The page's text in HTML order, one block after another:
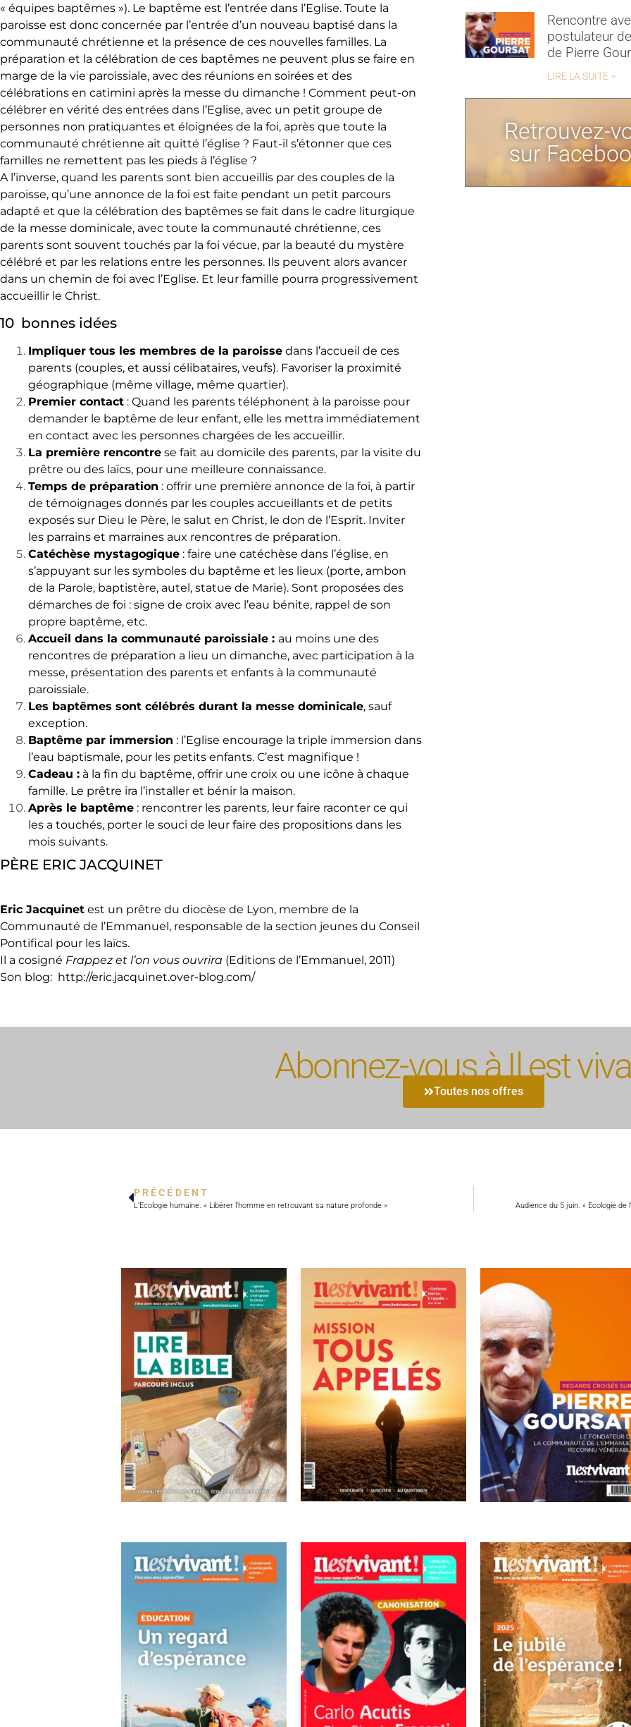
« équipes baptêmes »). Le baptême est l’entrée dans l’Eglise. Toute la
paroisse est donc concernée par l’entrée d’un nouveau baptisé dans la
communauté chrétienne et la présence de ces nouvelles familles. La
préparation et la célébration de ces baptêmes ne peuvent plus se faire en
marge de la vie paroissiale, avec des réunions en soirées et des
célébrations en catimini après la messe du dimanche ! Comment peut-on
célébrer en vérité des entrées dans l’Eglise, avec un petit groupe de
personnes non pratiquantes et éloignées de la foi, après que toute la
communauté chrétienne ait quitté l’église ? Faut-il s’étonner que ces
familles ne remettent pas les pieds à l’église ?
A l’inverse, quand les parents sont bien accueillis par des couples de la
paroisse, qu’une annonce de la foi est faite pendant un petit parcours
adapté et que la célébration des baptêmes se fait dans le cadre liturgique
de la messe dominicale, avec toute la communauté chrétienne, ces
parents sont souvent touchés par la foi vécue, par la beauté du mystère
célébré et par les relations entre les personnes. Ils peuvent alors avancer
dans un chemin de foi avec l’Eglise. Et leur famille pourra progressivement
accueillir le Christ.
10 bonnes idées
Impliquer tous les membres de la paroisse dans l’accueil de ces
parents (couples, et aussi célibataires, veufs). Favoriser la proximité
géographique (même village, même quartier).
Premier contact : Quand les parents téléphonent à la paroisse pour
demander le baptême de leur enfant, elle les mettra immédiatement
en contact avec les personnes chargées de les accueillir.
La première rencontre se fait au domicile des parents, par la visite du
prêtre ou des laïcs, pour une meilleure connaissance.
Temps de préparation : offrir une première annonce de la foi, à partir
de témoignages donnés par les couples accueillants et de petits
exposés sur Dieu le Père, le salut en Christ, le don de l’Esprit. Inviter
les parrains et marraines aux rencontres de préparation.
Catéchèse mystagogique : faire une catéchèse dans l’église, en
s’appuyant sur les symboles du baptême et les lieux (porte, ambon
de la Parole, baptistère, autel, statue de Marie). Sont proposées des
démarches de foi : signe de croix avec l’eau bénite, rappel de son
propre baptême, etc.
Accueil dans la communauté paroissiale : au moins une des
rencontres de préparation a lieu un dimanche, avec participation à la
messe, présentation des parents et enfants à la communauté
paroissiale.
Les baptêmes sont célébrés durant la messe dominicale, sauf
exception.
Baptême par immersion : l’Eglise encourage la triple immersion dans
l’eau baptismale, pour les petits enfants. C’est magnifique !
Cadeau : à la fin du baptême, offrir une croix ou une icône à chaque
famille. Le prêtre ira l’installer et bénir la maison.
Après le baptême : rencontrer les parents, leur faire raconter ce qui
les a touchés, porter le souci de leur faire des propositions dans les
mois suivants.
PÈRE ERIC JACQUINET
Eric Jacquinet est un prêtre du diocèse de Lyon, membre de la
Communauté de l’Emmanuel, responsable de la section jeunes du Conseil
Pontifical pour les laïcs.
Il a cosigné Frappez et l’on vous ouvrira (Editions de l’Emmanuel, 2011)
Son blog: http://eric.jacquinet.over-blog.com/
Rencontre
postulateur
de Pierre
LIRE LA SUITE >
Retrouvez-
sur
Abonnez-vous à Il est
Toutes nos offres
PRÉCÉDENT
L’Ecologie humaine. « Libérer l’homme en retrouvant sa nature profonde » Audience du 5 juin. « Ecologie